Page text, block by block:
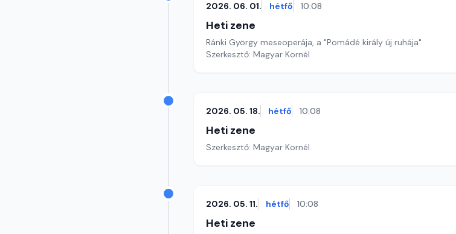
2026. 06. 01. hétfő 10:08
Heti zene
Ránki György meseoperája, a "Pomádé király új ruhája"
Szerkesztő: Magyar Kornél
2026. 05. 18. hétfő 10:08
Heti zene
Szerkesztő: Magyar Kornél
2026. 05. 11. hétfő 10:08
Heti zene